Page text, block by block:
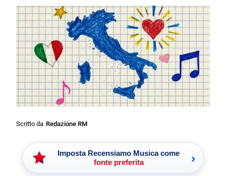
Scritto da Redazione RM
Imposta Recensiamo Musica come
fonte preferita
›